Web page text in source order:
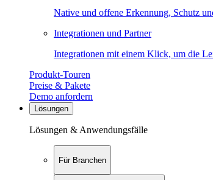
Native und offene Erkennung, Schutz
Integrationen und Partner
Integrationen mit einem Klick, um die
Produkt-Touren
Preise & Pakete
Demo anfordern
Lösungen
Lösungen & Anwendungsfälle
Für Branchen